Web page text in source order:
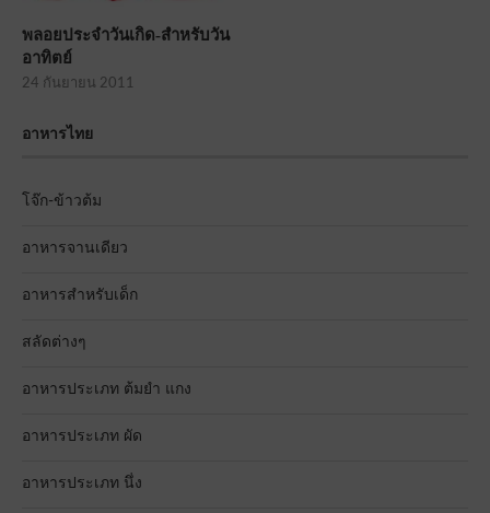
พลอยประจำวันเกิด-สำหรับวัน
อาทิตย์
24 กันยายน 2011
อาหารไทย
โจ๊ก-ข้าวต้ม
อาหารจานเดียว
อาหารสำหรับเด็ก
สลัดต่างๆ
อาหารประเภท ต้มยำ แกง
อาหารประเภท ผัด
อาหารประเภท นึ่ง